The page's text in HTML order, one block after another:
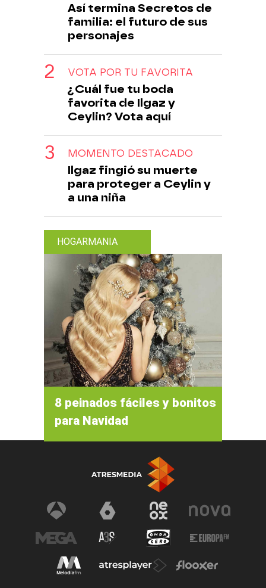
Así termina Secretos de
familia: el futuro de sus
personajes
VOTA POR TU FAVORITA
¿Cuál fue tu boda
favorita de Ilgaz y
Ceylin? Vota aquí
MOMENTO DESTACADO
Ilgaz fingió su muerte
para proteger a Ceylin y
a una niña
HOGARMANIA
8 peinados fáciles y bonitos
para Navidad